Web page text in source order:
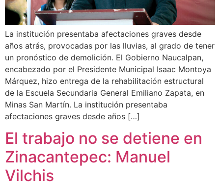
La institución presentaba afectaciones graves desde
años atrás, provocadas por las lluvias, al grado de tener
un pronóstico de demolición. El Gobierno Naucalpan,
encabezado por el Presidente Municipal Isaac Montoya
Márquez, hizo entrega de la rehabilitación estructural
de la Escuela Secundaria General Emiliano Zapata, en
Minas San Martín. La institución presentaba
afectaciones graves desde años […]
El trabajo no se detiene en
Zinacantepec: Manuel
Vilchis